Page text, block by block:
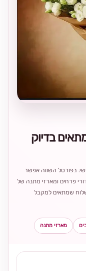
בדיוק
בפורטל השווה אפשר
פרחים ומארזי מתנה של
שמתאים למקבל
מארזי מתנה